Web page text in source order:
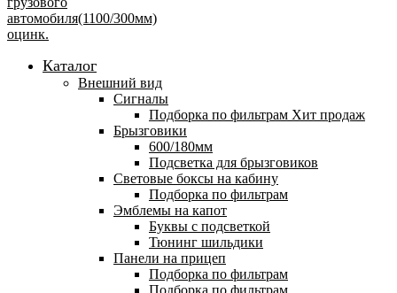
Каталог
Внешний вид
Сигналы
Подборка по фильтрам Хит продаж
Брызговики
600/180мм
Подсветка для брызговиков
Световые боксы на кабину
Подборка по фильтрам
Эмблемы на капот
Буквы с подсветкой
Тюнинг шильдики
Панели на прицеп
Подборка по фильтрам
Подборка по фильтрам